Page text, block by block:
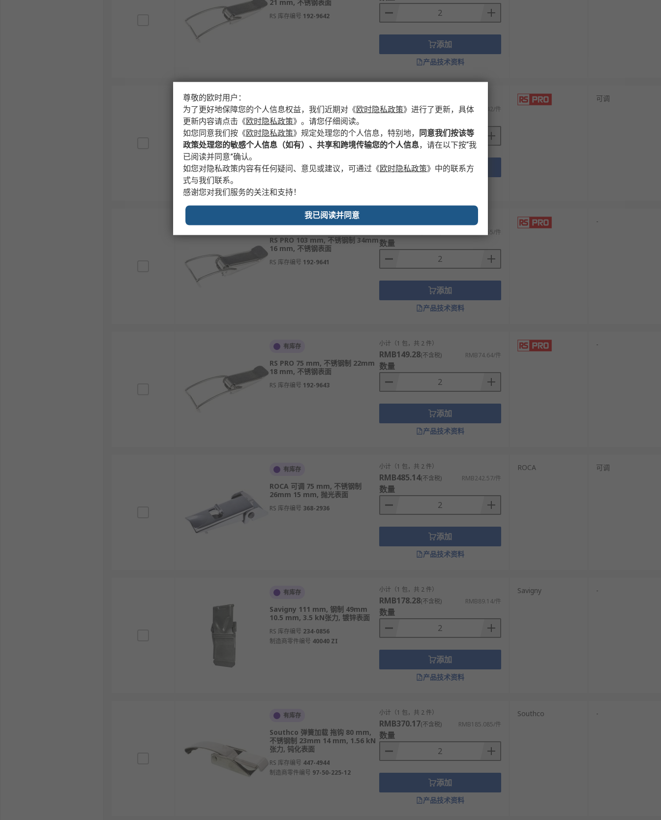
21 mm, 不锈钢表面
RS 库存编号 192-9642
添加
产品技术资料
RS PRO 可调 滑动锁, PA制 28mm,
黑色粉末涂层表面
RS 库存编号 255-5027
RMB113.68(不含税) RMB28.42/件
添加
可调
有库存
RS PRO 103 mm, 不锈钢制 34mm
16 mm, 不锈钢表面
RS 库存编号 192-9641
RMB129.55/件
数量
添加
产品技术资料
-
有库存
RS PRO 75 mm, 不锈钢制 22mm
18 mm, 不锈钢表面
RS 库存编号 192-9643
小计（1 包，共 2 件）
RMB149.28(不含税) RMB74.64/件
数量
添加
产品技术资料
-
有库存
ROCA 可调 75 mm, 不锈钢制
26mm 15 mm, 抛光表面
RS 库存编号 368-2936
小计（1 包，共 2 件）
RMB485.14(不含税) RMB242.57/件
数量
添加
产品技术资料
ROCA 可调
有库存
Savigny 111 mm, 钢制 49mm
10.5 mm, 3.5 kN张力, 镀锌表面
RS 库存编号 234-0856
制造商零件编号 40040 ZI
小计（1 包，共 2 件）
RMB178.28(不含税) RMB89.14/件
数量
添加
产品技术资料
Savigny -
有库存
Southco 弹簧加载 拖钩 80 mm,
不锈钢制 23mm 14 mm, 1.56 kN
张力, 钝化表面
RS 库存编号 447-4944
制造商零件编号 97-50-225-12
小计（1 包，共 2 件）
RMB370.17(不含税) RMB185.085/件
数量
添加
产品技术资料
Southco -
尊敬的欧时用户：
为了更好地保障您的个人信息权益，我们近期对 《欧时隐私政策》 进行了更新，具体
更新内容请点击 《欧时隐私政策》 。请您仔细阅读。
如您同意我们按 《欧时隐私政策》 规定处理您的个人信息，特别地，
同意我们按该等
政策处理您的敏感个人信息（如有）、共享和跨境传输您的个人信息，请在以下按“我
已阅读并同意”确认。
如您对隐私政策内容有任何疑问、意见或建议，可通过 《欧时隐私政策》 中的联系方
式与我们联系。
感谢您对我们服务的关注和支持！
我已阅读并同意